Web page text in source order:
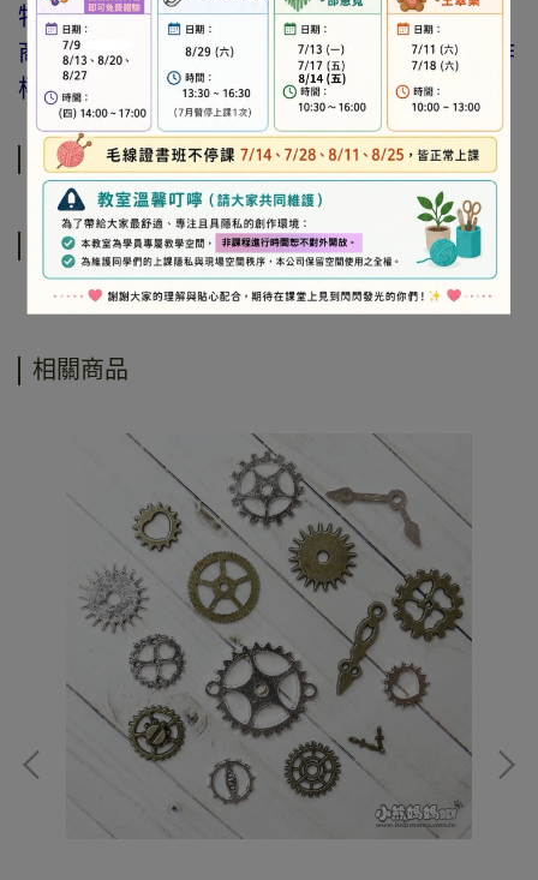
特價品、客訂商品、毛線、緞帶、繩線、零碼
商品、工具、消耗性商品(如膠類…等)，與著作
權商品(如書籍…等)，恕不接受退換貨。
規格說明
運送方式
相關商品